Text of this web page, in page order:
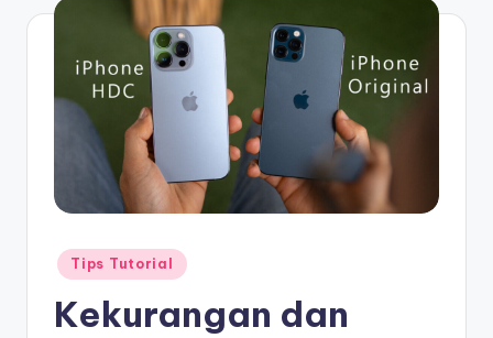
Posted
in
Tips Tutorial
Kekurangan dan